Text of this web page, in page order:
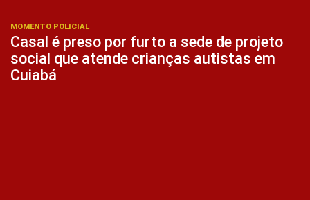
MOMENTO POLICIAL
Casal é preso por furto a sede de projeto
social que atende crianças autistas em
Cuiabá